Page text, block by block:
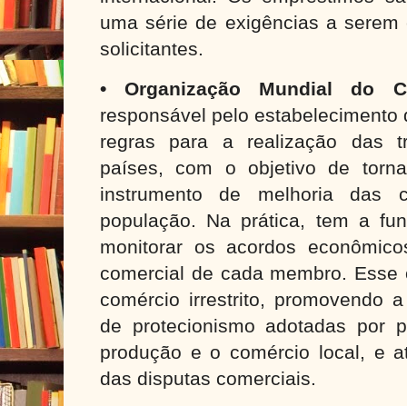
uma série de exigências a
solicitantes.
• Organização Mundial do
responsável pelo
regras para a realização das
países, com o objetivo de
instrumento de melhoria das
população. Na prática, tem a
monitorar os acordos
comercial de cada membro.
comércio irrestrito, promovendo
de protecionismo adotadas por
produção e o comércio local, e
das disputas comerciais.